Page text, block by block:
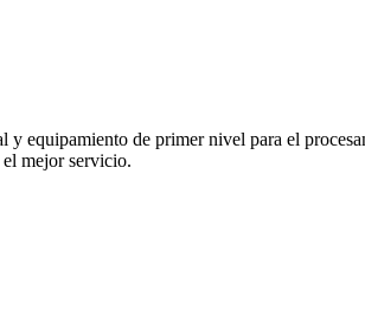
equipamiento de primer nivel para el
el mejor servicio.